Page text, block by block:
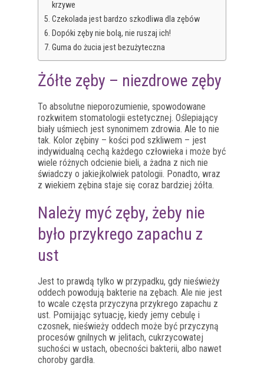
krzywe
Czekolada jest bardzo szkodliwa dla zębów
Dopóki zęby nie bolą, nie ruszaj ich!
Guma do żucia jest bezużyteczna
Żółte zęby – niezdrowe zęby
To absolutne nieporozumienie, spowodowane
rozkwitem stomatologii estetycznej. Oślepiający
biały uśmiech jest synonimem zdrowia. Ale to nie
tak. Kolor zębiny – kości pod szkliwem – jest
indywidualną cechą każdego człowieka i może być
wiele różnych odcienie bieli, a żadna z nich nie
świadczy o jakiejkolwiek patologii. Ponadto, wraz
z wiekiem zębina staje się coraz bardziej żółta.
Należy myć zęby, żeby nie
było przykrego zapachu z
ust
Jest to prawdą tylko w przypadku, gdy nieświeży
oddech powodują bakterie na zębach. Ale nie jest
to wcale częsta przyczyna przykrego zapachu z
ust. Pomijając sytuację, kiedy jemy cebulę i
czosnek, nieświeży oddech może być przyczyną
procesów gnilnych w jelitach, cukrzycowatej
suchości w ustach, obecności bakterii, albo nawet
choroby gardła.